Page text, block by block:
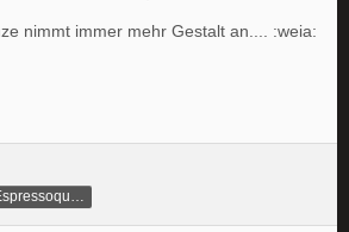
nimmt immer mehr Gestalt an.... :weia: